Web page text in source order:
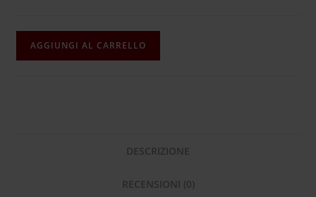
AGGIUNGI AL CARRELLO
DESCRIZIONE
RECENSIONI (0)